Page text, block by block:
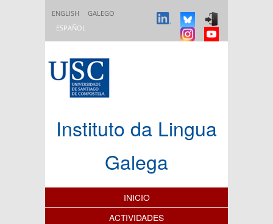
ENGLISH
GALEGO
ESPAÑOL
Instituto da Lingua
Galega
Índice de contenidos
INICIO
ACTIVIDADES